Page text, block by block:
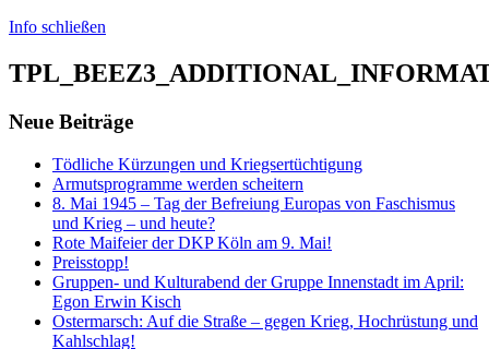
Info schließen
Neue Beiträge
Tödliche Kürzungen und Kriegsertüchtigung
Armutsprogramme werden scheitern
8. Mai 1945 – Tag der Befreiung Europas von Faschismus
und Krieg – und heute?
Rote Maifeier der DKP Köln am 9. Mai!
Preisstopp!
Gruppen- und Kulturabend der Gruppe Innenstadt im April:
Egon Erwin Kisch
Ostermarsch: Auf die Straße – gegen Krieg, Hochrüstung und
Kahlschlag!